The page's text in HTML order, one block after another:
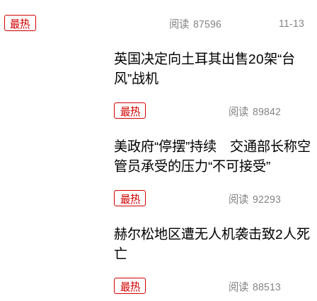
最热 阅读 87596 11-13
英国决定向土耳其出售20架“台
风”战机
最热 阅读 89842
美政府“停摆”持续 交通部长称空
管员承受的压力“不可接受”
最热 阅读 92293
赫尔松地区遭无人机袭击致2人死
亡
最热 阅读 88513